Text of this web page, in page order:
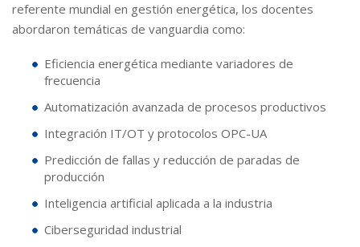
referente mundial en gestión energética, los docentes
abordaron temáticas de vanguardia como:
Eficiencia energética mediante variadores de
frecuencia
Automatización avanzada de procesos productivos
Integración IT/OT y protocolos OPC-UA
Predicción de fallas y reducción de paradas de
producción
Inteligencia artificial aplicada a la industria
Ciberseguridad industrial